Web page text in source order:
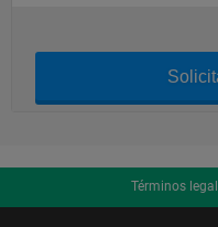
Términos